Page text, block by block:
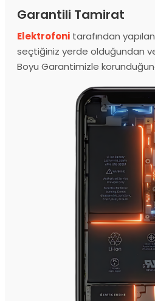
Garantili Tamirat
Elektrofoni tarafından
seçtiğiniz yerde olduğundan
Boyu Garantimizle